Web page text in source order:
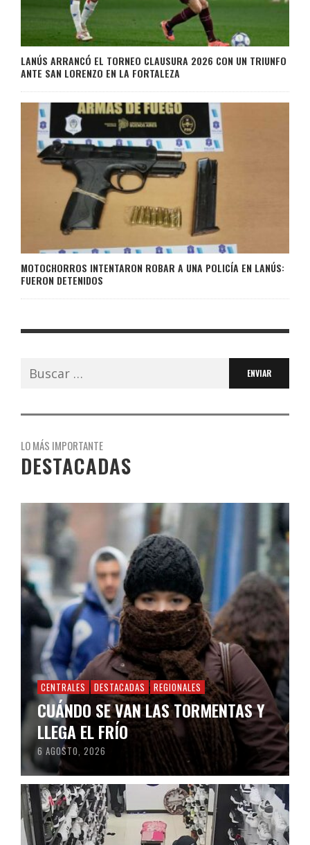
LANÚS ARRANCÓ EL TORNEO CLAUSURA 2026 CON UN TRIUNFO
ANTE SAN LORENZO EN LA FORTALEZA
MOTOCHORROS INTENTARON ROBAR A UNA POLICÍA EN LANÚS:
FUERON DETENIDOS
Buscar:
LO MÁS IMPORTANTE
DESTACADAS
CENTRALES DESTACADAS REGIONALES
CUÁNDO SE VAN LAS TORMENTAS Y
LLEGA EL FRÍO
6 AGOSTO, 2026